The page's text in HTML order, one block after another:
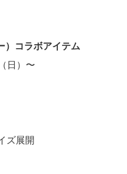
）コラボアイテム
日）〜
ズ展開